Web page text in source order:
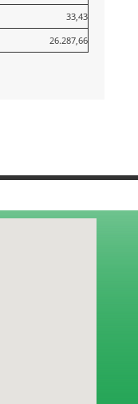
33,43
26.287,66